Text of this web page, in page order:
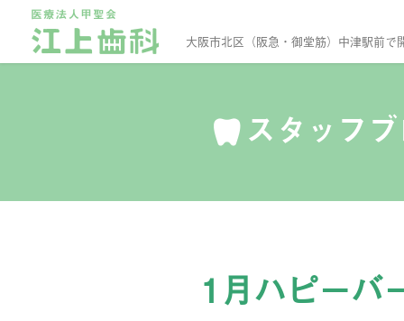
大阪市北区（阪急・御堂筋）中津駅前で
スタッフ
1月ハピーバ